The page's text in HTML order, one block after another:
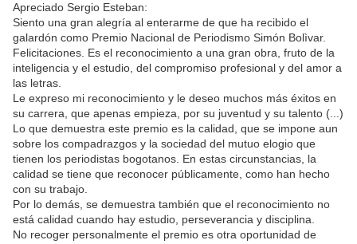
Apreciado Sergio Esteban:
Siento una gran alegría al enterarme de que ha recibido el
galardón como Premio Nacional de Periodismo Simón Bolìvar.
Felicitaciones. Es el reconocimiento a una gran obra, fruto de la
inteligencia y el estudio, del compromiso profesional y del amor a
las letras.
Le expreso mi reconocimiento y le deseo muchos más éxitos en
su carrera, que apenas empieza, por su juventud y su talento (...)
Lo que demuestra este premio es la calidad, que se impone aun
sobre los compadrazgos y la sociedad del mutuo elogio que
tienen los periodistas bogotanos. En estas circunstancias, la
calidad se tiene que reconocer públicamente, como han hecho
con su trabajo.
Por lo demás, se demuestra también que el reconocimiento no
está calidad cuando hay estudio, perseverancia y disciplina.
No recoger personalmente el premio es otra oportunidad de